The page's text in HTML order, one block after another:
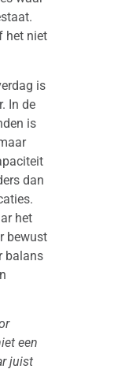
het niet
is
In de
is
dan
het
bewust
balans
een
juist